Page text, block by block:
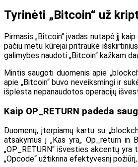
Tyrinėti „Bitcoin“ už
Pirmasis „Bitcoin“ įvadas nutapė jį
pačiu metu kūrėjai pritraukė
galimybes naudoti „Bitcoin“ kažkam
Mintis saugoti duomenis apie
apie „Bitcoin“ buvo neveiksmingi ir
išplėsta nepanaudotos operacijų
Kaip OP_RETURN padeda
Duomenų, įterpiamų kartu su
atsakymus į „Kas yra„ Op_return in
„OP_RETURN“ išvesties akcentų
„Opcode“ užtikrina efektyvesnį